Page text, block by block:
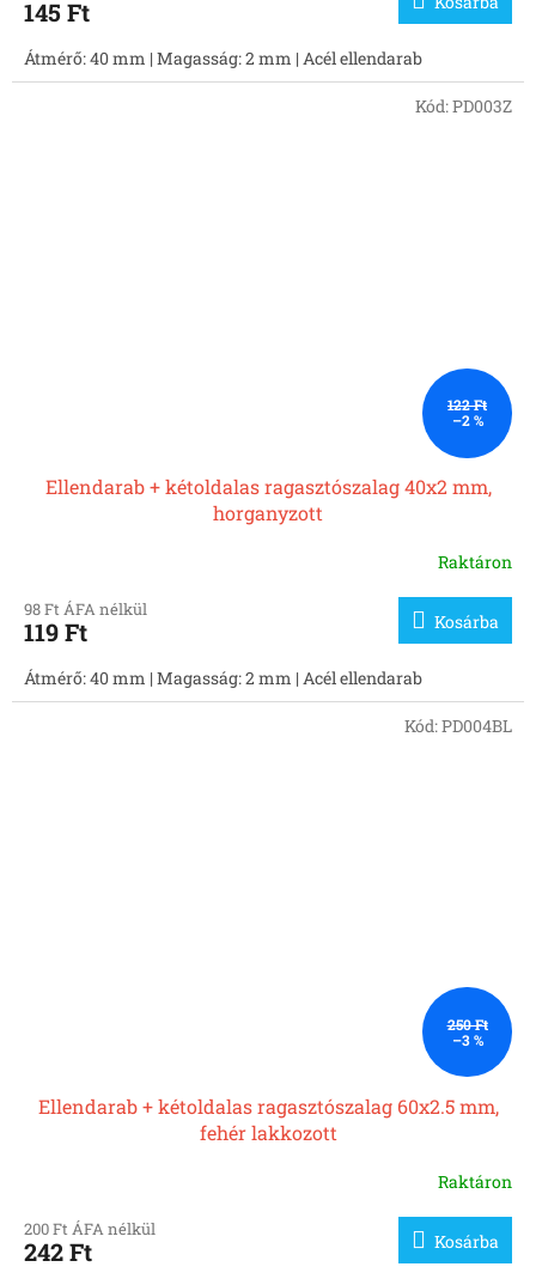
145 Ft
Átmérő: 40 mm | Magasság: 2 mm | Acél ellendarab
122 Ft
–2 %
Ellendarab + kétoldalas ragasztószalag 40x2 mm,
horganyzott
Raktáron
98 Ft ÁFA nélkül
119 Ft Kosárba
Átmérő: 40 mm | Magasság: 2 mm | Acél ellendarab
Kód:PD003Z
250 Ft
–3 %
Ellendarab + kétoldalas ragasztószalag 60x2.5 mm,
fehér lakkozott
Raktáron
200 Ft ÁFA nélkül
242 Ft Kosárba
Kód:PD004BL